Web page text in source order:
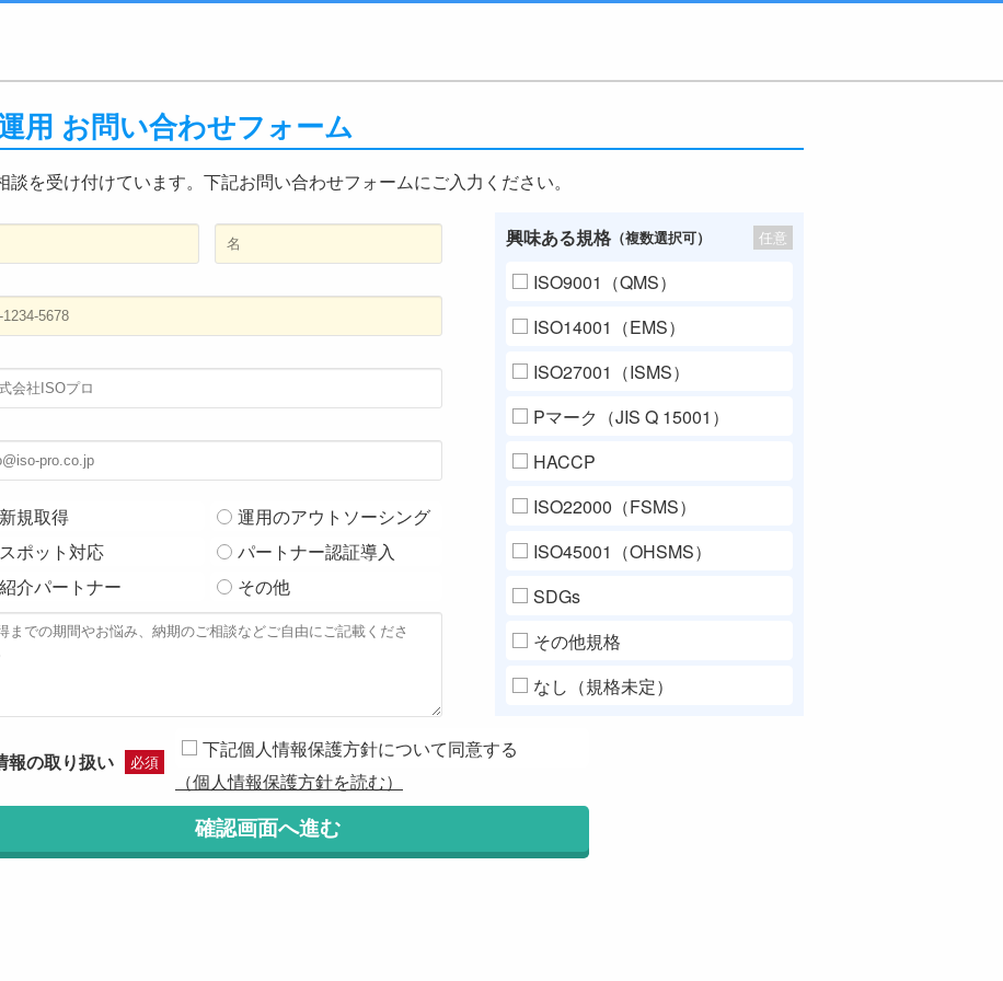
用 お問い合わせフォーム
を受け付けています。下記お問い合わせフォームにご入力ください。
新規取得
運用のアウトソーシング
スポット対応
パートナー認証導入
紹介パートナー
その他
興味ある規格 （複数選択可） 任意
ISO9001（QMS）
ISO14001（EMS）
ISO27001（ISMS）
Pマーク（JIS Q 15001）
HACCP
ISO22000（FSMS）
ISO45001（OHSMS）
SDGs
その他規格
なし（規格未定）
報の取り扱い 必須
下記個人情報保護方針について同意する
（個人情報保護方針を読む）